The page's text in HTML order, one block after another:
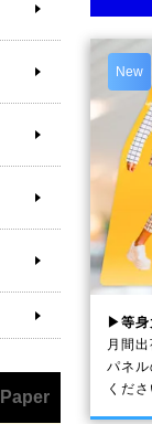
New
▶等
月間
パネ
くださ
Paper